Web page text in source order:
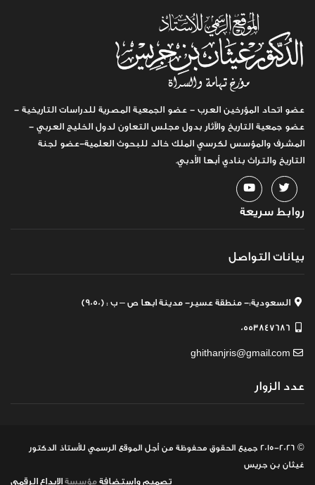
عضو اتحاد المؤرخين العرب - عضو الجمعية المصرية للدراسات التاريخية -
عضو جمعية التاريخ والآثار بدول مجلس التعاون لدول الخليج العربي -
المشرف والمؤسس لكرسي الملك خالد للبحوث العلمية-عضو لجنة
التاريخ والتراث بنادي أبها الأدبي.
روابط سريعة
بيانات التواصل
السعودية:- منطقة عسير- مدينة ابها ص – ب : (9050)
0553847686
ghithanjris@gmail.com
عدد الزوار
© 2015-2026 جميع الحقوق محفوظة
من أجل الموقع الرسمي للأستاذ الدكتور
غيثان بن جريس
تصميم واستضافة مؤسسة الابداع الرقمي